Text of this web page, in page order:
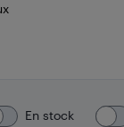
En stock